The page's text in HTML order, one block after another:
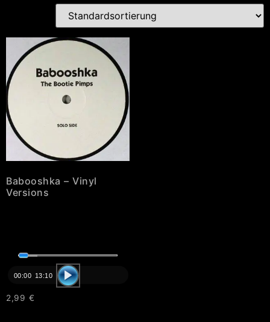
Babooshka – Vinyl
Versions
Audio-
Player
00:00 13:10
2,99 €